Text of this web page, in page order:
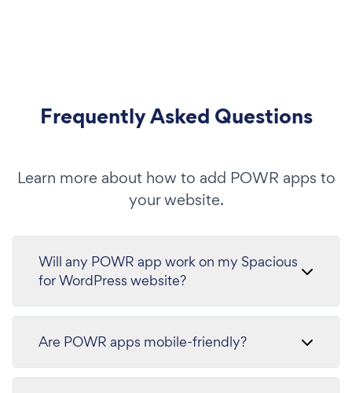
Frequently Asked Questions
Learn more about how to add POWR apps to
your website.
Will any POWR app work on my Spacious
for WordPress website?
Are POWR apps mobile-friendly?